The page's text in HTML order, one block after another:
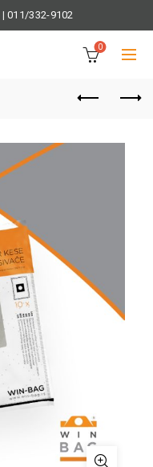
|011/332-9102
0